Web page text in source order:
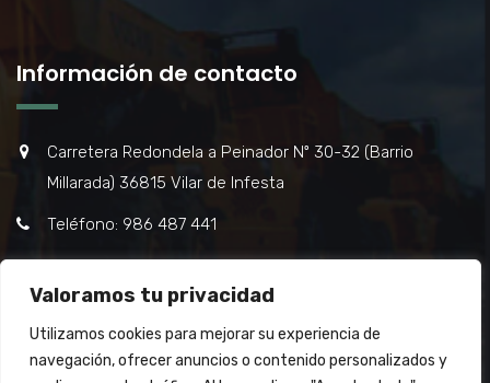
Valoramos tu privacidad
Utilizamos cookies para mejorar su experiencia de
navegación, ofrecer anuncios o contenido personalizados y
Información de contacto
Carretera Redondela a Peinador Nº 30-32 (Barrio
Millarada) 36815 Vilar de Infesta
Teléfono: 986 487 441
Email: casasgrutemac@casasgrutemac.com